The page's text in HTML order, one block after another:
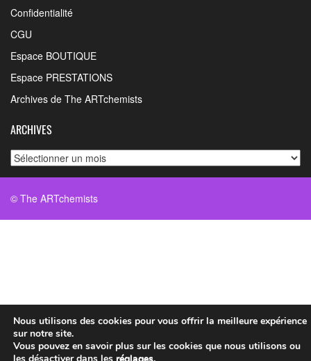
Confidentialité
CGU
Espace BOUTIQUE
Espace PRESTATIONS
Archives de The ARTchemists
ARCHIVES
Archives
© The ARTchemists
Nous utilisons des cookies pour vous offrir la meilleure expérience
sur notre site.
Vous pouvez en savoir plus sur les cookies que nous utilisons ou